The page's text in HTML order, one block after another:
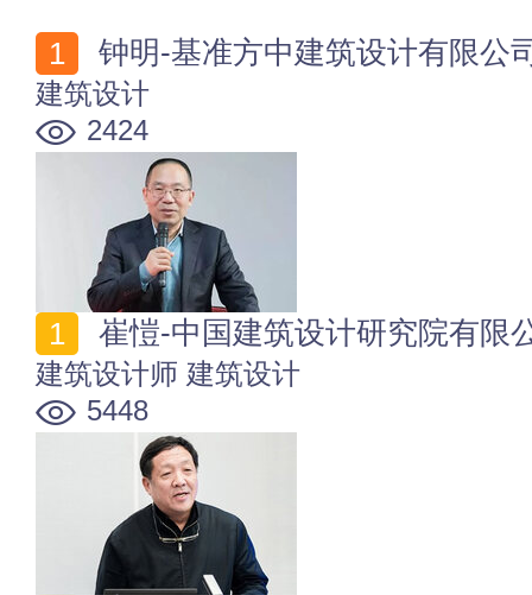
钟明-基准方中建筑设计有限公
建筑设计
2424
崔愷-中国建筑设计研究院有限
建筑设计师 建筑设计
5448